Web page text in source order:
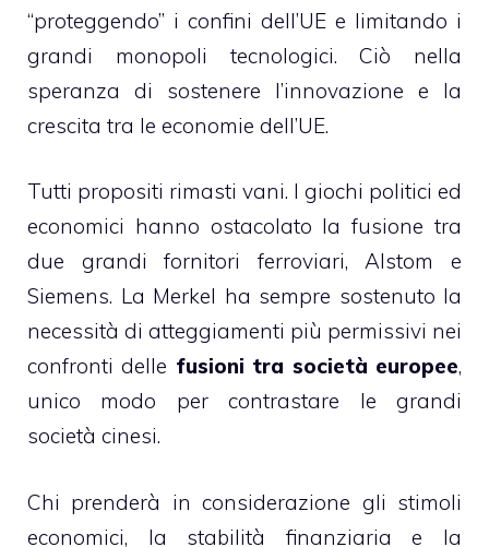
“proteggendo” i confini dell’UE e limitando i
grandi monopoli tecnologici. Ciò nella
speranza di sostenere l’innovazione e la
crescita tra le economie dell’UE.
Tutti propositi rimasti vani. I giochi politici ed
economici hanno ostacolato la fusione tra
due grandi fornitori ferroviari, Alstom e
Siemens. La Merkel ha sempre sostenuto la
necessità di atteggiamenti più permissivi nei
confronti delle fusioni tra società europee,
unico modo per contrastare le grandi
società cinesi.
Chi prenderà in considerazione gli stimoli
economici, la stabilità finanziaria e la